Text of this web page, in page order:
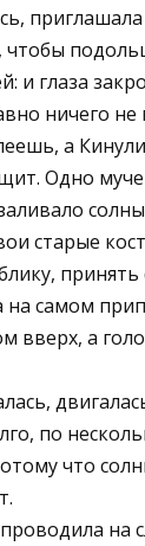
чтобы
и глаза
ничего не
а
Одно
старые
принять
на самом
вверх, а
по
что
на